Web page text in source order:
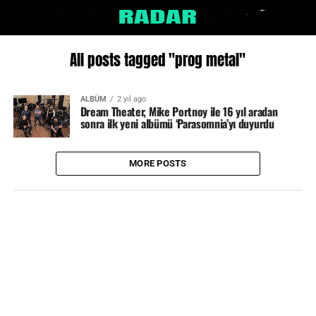
All posts tagged "prog metal"
ALBÜM 2 yıl ago
Dream Theater, Mike Portnoy ile 16 yıl aradan
sonra ilk yeni albümü ‘Parasomnia’yı duyurdu
MORE POSTS